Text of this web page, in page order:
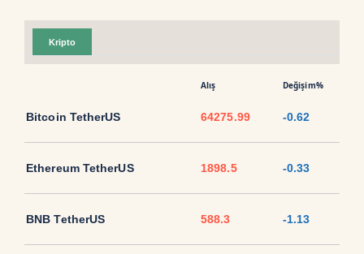
Kripto
Alış Değişim%
Bitcoin TetherUS 64275.99 -0.62
Ethereum TetherUS 1898.5 -0.33
BNB TetherUS 588.3 -1.13